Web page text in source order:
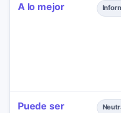
A lo mejor
Puede ser